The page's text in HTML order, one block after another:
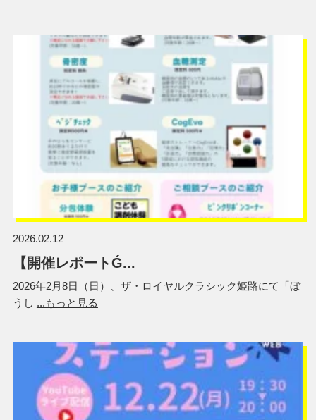
2026.02.12
【開催レポートǴ...
2026年2月8日（日）、ザ・ロイヤルクラシック姫路にて「ぼ
うし ...もっと見る